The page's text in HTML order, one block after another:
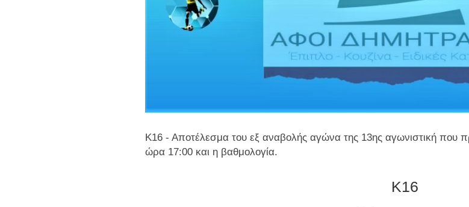
Κ16 - Αποτέλεσμα του εξ αναβολής αγώνα της 13ης αγωνιστική που
ώρα 17:00 και η βαθμολογία.
Κ16